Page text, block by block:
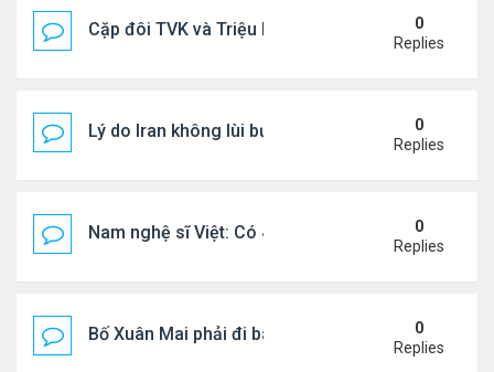
Cặp đôi TVK và Triệu Mẫn được yêu thích nhất
0
Replies
Lý do Iran không lùi bước trước lời đe dọa của
0
Replies
Nam nghệ sĩ Việt: Có 4 nhà ở Pháp, sống gần
0
Replies
Bố Xuân Mai phải đi bán cơm ở Mỹ
0
Replies